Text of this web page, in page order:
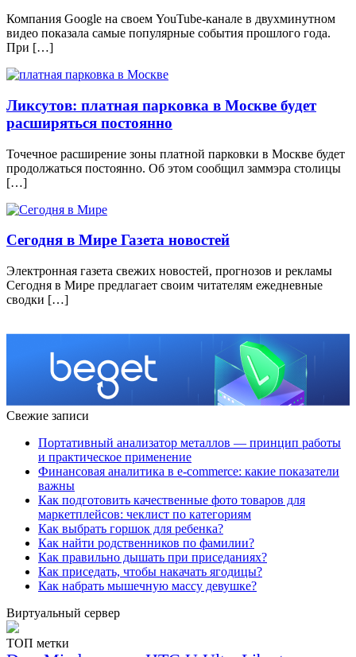
Компания Google на своем YouTube-канале в двухминутном
видео показала самые популярные события прошлого года.
При […]
Ликсутов: платная парковка в Москве будет
расширяться постоянно
Точечное расширение зоны платной парковки в Москве будет
продолжаться постоянно. Об этом сообщил заммэра столицы
[…]
Сегодня в Мире Газета новостей
Электронная газета свежих новостей, прогнозов и рекламы
Сегодня в Мире предлагает своим читателям ежедневные
сводки […]
Свежие записи
Портативный анализатор металлов — принцип работы
и практическое применение
Финансовая аналитика в e-commerce: какие показатели
важны
Как подготовить качественные фото товаров для
маркетплейсов: чеклист по категориям
Как выбрать горшок для ребенка?
Как найти родственников по фамилии?
Как правильно дышать при приседаниях?
Как приседать, чтобы накачать ягодицы?
Как набрать мышечную массу девушке?
Виртуальный сервер
ТОП метки